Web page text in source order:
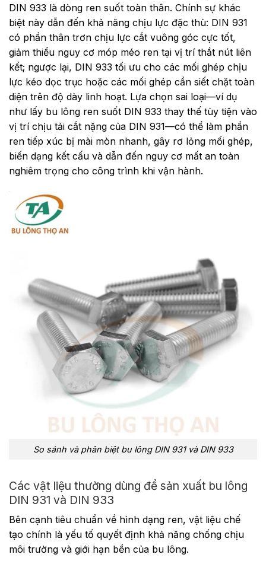
DIN 933 là dòng ren suốt toàn thân. Chính sự khác
biệt này dẫn đến khả năng chịu lực đặc thù: DIN 931
có phần thân trơn chịu lực cắt vuông góc cực tốt,
giảm thiểu nguy cơ móp méo ren tại vị trí thắt nút liên
kết; ngược lại, DIN 933 tối ưu cho các mối ghép chịu
lực kéo dọc trục hoặc các mối ghép cần siết chặt toàn
diện trên độ dày linh hoạt. Lựa chọn sai loại—ví dụ
như lấy bu lông ren suốt DIN 933 thay thế tùy tiện vào
vị trí chịu tải cắt nặng của DIN 931—có thể làm phần
ren tiếp xúc bị mài mòn nhanh, gây rơ lỏng mối ghép,
biến dạng kết cấu và dẫn đến nguy cơ mất an toàn
nghiêm trọng cho công trình khi vận hành.
So sánh và phân biệt bu lông DIN 931 và DIN 933
Các vật liệu thường dùng để sản xuất bu lông
DIN 931 và DIN 933
Bên cạnh tiêu chuẩn về hình dạng ren, vật liệu chế
tạo chính là yếu tố quyết định khả năng chống chịu
môi trường và giới hạn bền của bu lông.